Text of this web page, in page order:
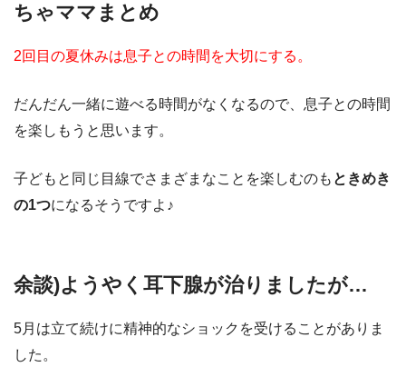
ちゃママまとめ
2回目の夏休みは息子との時間を大切にする。
だんだん一緒に遊べる時間がなくなるので、息子との時間
を楽しもうと思います。
子どもと同じ目線でさまざまなことを楽しむのも ときめき
の1つになるそうですよ♪
余談)ようやく耳下腺が治りましたが…
5月は立て続けに精神的なショックを受けることがありま
した。